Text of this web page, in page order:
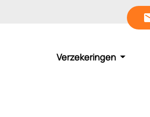
Verzekeringen